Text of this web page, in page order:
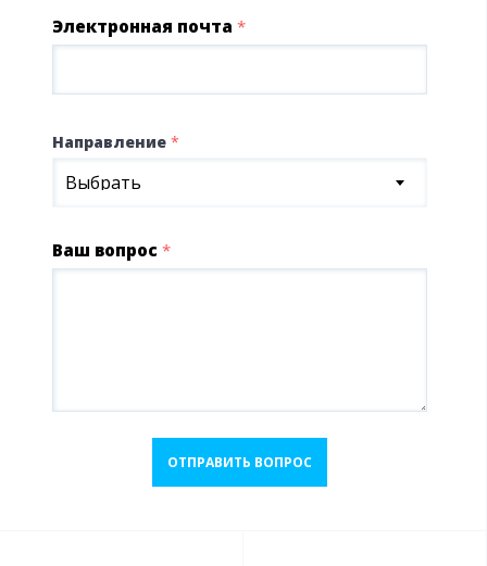
Электронная почта *
Направление *
Выбрать
Ваш вопрос *
ОТПРАВИТЬ ВОПРОС